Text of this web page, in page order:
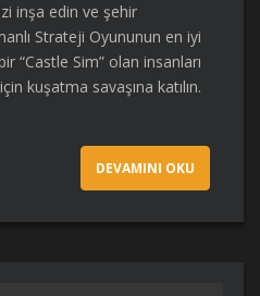
inşa edin ve şehir
Strateji Oyununun en iyi
“Castle Sim” olan insanları
kuşatma savaşına katılın.
DEVAMINI OKU